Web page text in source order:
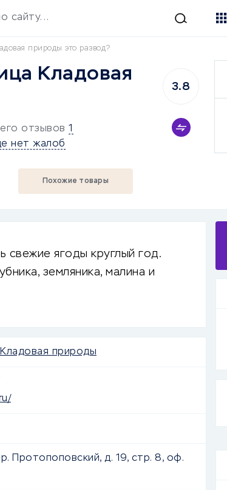
сайту...
природы это развод?
Кладовая
отзывов 1
нет жалоб
3.8
Похожие товары
свежие ягоды круглый год.
земляника, малина и
природы
Протопоповский, д. 19, стр. 8, оф.